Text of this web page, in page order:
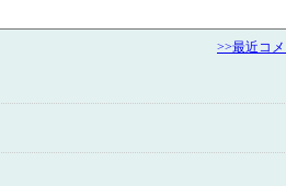
>>最近コ